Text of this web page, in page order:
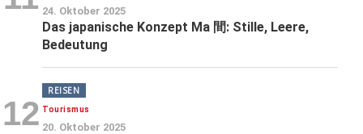
24. Oktober 2025
Das japanische Konzept Ma 間: Stille, Leere,
Bedeutung
12
REISEN
Tourismus
20. Oktober 2025